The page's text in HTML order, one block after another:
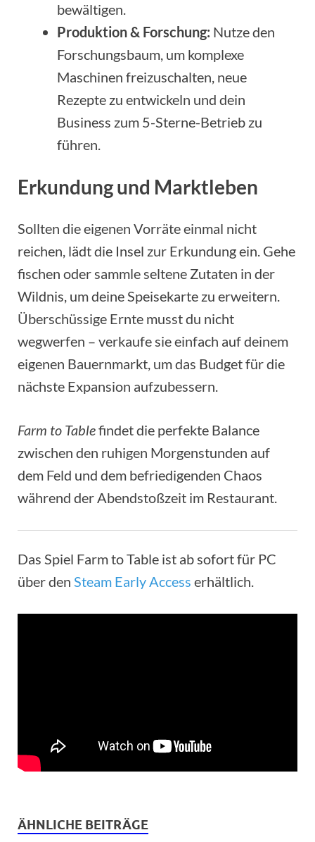
bewältigen.
Produktion & Forschung: Nutze den
Forschungsbaum, um komplexe
Maschinen freizuschalten, neue
Rezepte zu entwickeln und dein
Business zum 5-Sterne-Betrieb zu
führen.
Erkundung und Marktleben
Sollten die eigenen Vorräte einmal nicht
reichen, lädt die Insel zur Erkundung ein. Gehe
fischen oder sammle seltene Zutaten in der
Wildnis, um deine Speisekarte zu erweitern.
Überschüssige Ernte musst du nicht
wegwerfen – verkaufe sie einfach auf deinem
eigenen Bauernmarkt, um das Budget für die
nächste Expansion aufzubessern.
Farm to Tablefindet die perfekte Balance
zwischen den ruhigen Morgenstunden auf
dem Feld und dem befriedigenden Chaos
während der Abendstoßzeit im Restaurant.
Das Spiel Farm to Table ist ab sofort für PC
über den Steam Early Access erhältlich.
ÄHNLICHE BEITRÄGE